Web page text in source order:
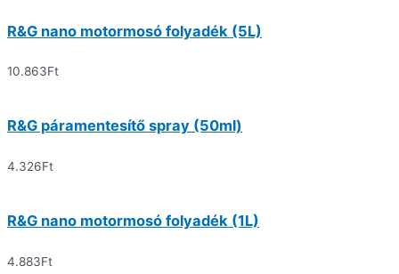
R&G nano motormosó folyadék (5L)
10.863Ft
R&G páramentesítő spray (50ml)
4.326Ft
R&G nano motormosó folyadék (1L)
4.883Ft